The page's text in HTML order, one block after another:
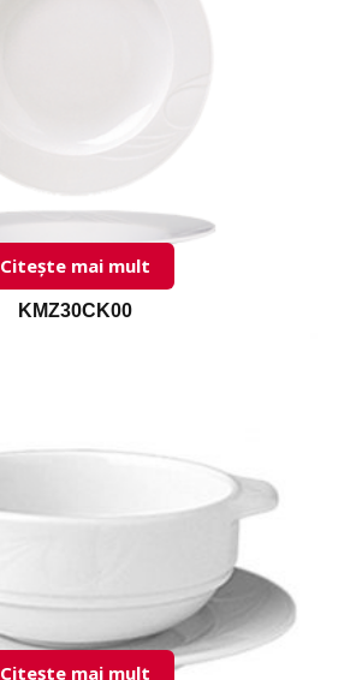
KMZ30CK00
Citește mai mult
Citește mai mult